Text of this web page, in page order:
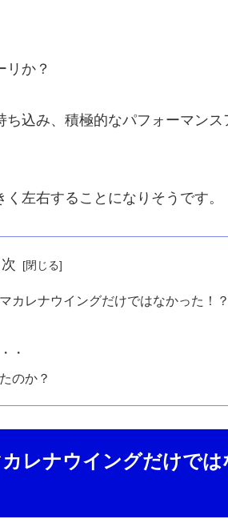
リか？
込み、積極的なパフォーマン
左右することになりそうです。
カレナウイングだけではなかった！？
・
のか？
レナウイングだけでは